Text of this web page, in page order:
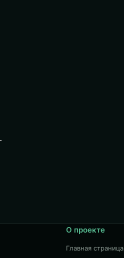
О проекте
Главная страница